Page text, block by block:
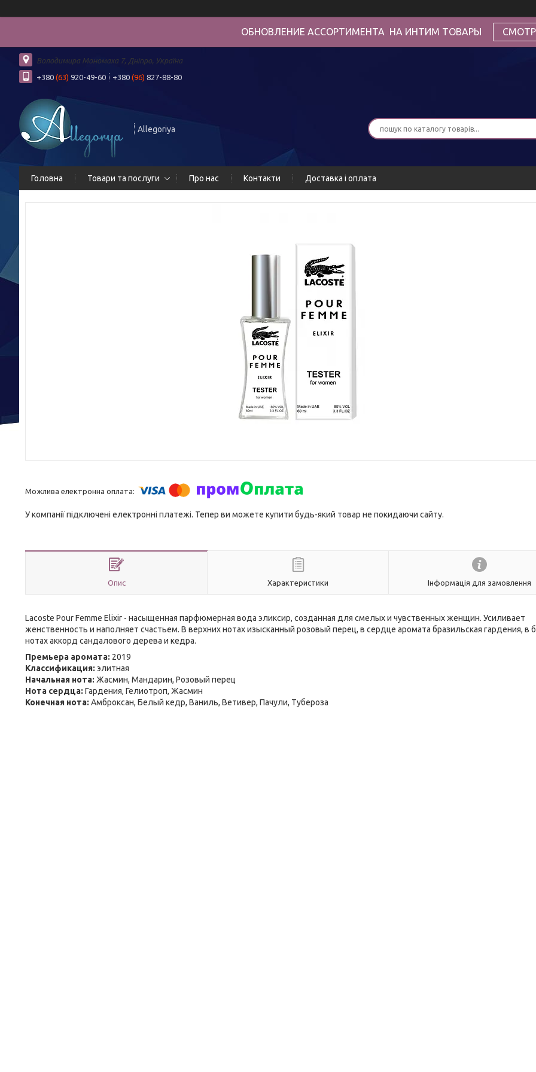
ОБНОВЛЕНИЕ АССОРТИМЕНТА НА ИНТИМ ТОВАРЫ
Володимира Мономаха 7, Дніпро, Україна
+380 (63) 920-49-60 +380 (96) 827-88-80
Allegoriya
Головна Товари та послуги Про нас Контакти Доставка і оплата
У компанії підключені електронні платежі. Тепер ви можете купити будь-який товар не покидаючи сайту.
Опис Характеристики Інформація для замовлення
Lacoste Pour Femme Elixir - насыщенная парфюмерная вода эликсир, созданная для смелых и чувственных женщин. Усиливает
женственность и наполняет счастьем. В верхних нотах изысканный розовый перец, в сердце аромата бразильская гардения, в
нотах аккорд сандалового дерева и кедра.
Премьера аромата: 2019
Классификация: элитная
Начальная нота: Жасмин, Мандарин, Розовый перец
Нота сердца: Гардения, Гелиотроп, Жасмин
Конечная нота: Амброксан, Белый кедр, Ваниль, Ветивер, Пачули, Тубероза